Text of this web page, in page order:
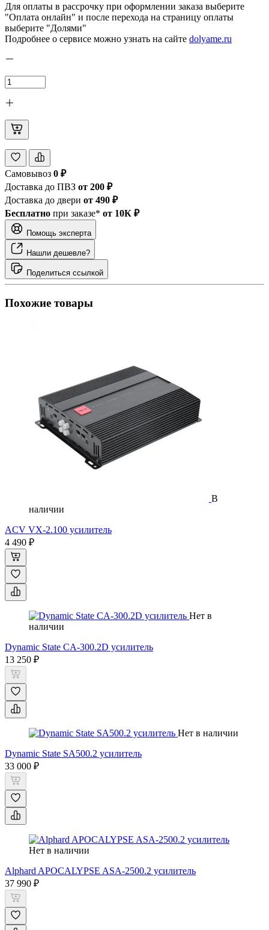
Для оплаты в рассрочку при оформлении заказа выберите
"Оплата онлайн" и после перехода на страницу оплаты
выберите "Долями"
Подробнее о сервисе можно узнать на сайте dolyame.ru
Самовывоз 0 ₽
Доставка до ПВЗ от 200 ₽
Доставка до двери от 490 ₽
Бесплатно при заказе* от 10К ₽
Помощь эксперта
Нашли дешевле?
Поделиться ссылкой
Похожие товары
В
наличии
ACV VX-2.100 усилитель
4 490 ₽
Нет в
наличии
Dynamic State CA-300.2D усилитель
13 250 ₽
Нет в наличии
Dynamic State SA500.2 усилитель
33 000 ₽
Нет в наличии
Alphard APOCALYPSE ASA-2500.2 усилитель
37 990 ₽